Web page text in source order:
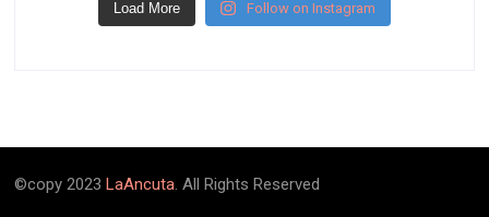
Load More Follow on Instagram
©copy 2023LaAncuta. All Rights Reserved